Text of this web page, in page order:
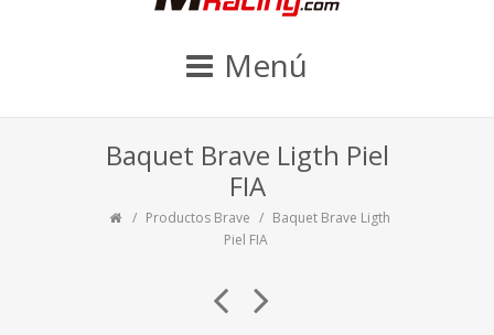
Menú
Baquet Brave Ligth Piel
FIA
Productos Brave
Baquet Brave Ligth
Piel FIA